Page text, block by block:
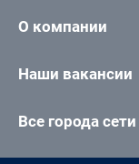
О компании
Наши вакансии
Все города сети